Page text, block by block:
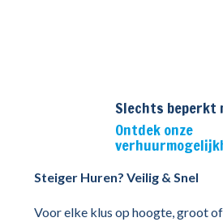
Slechts beperkt
Ontdek onze
Steiger Huren? Veilig & Snel
Voor elke klus op hoogte, groot